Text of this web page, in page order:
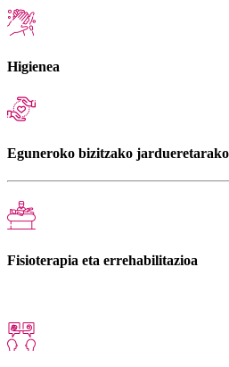
Higienea
Eguneroko bizitzako
Fisioterapia eta errehabilitazioa